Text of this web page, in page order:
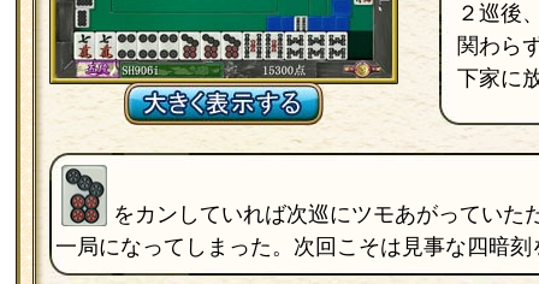
２巡後
関わら
下家に
をカンしていれば次巡にツモあがっていた
一局になってしまった。次回こそは見事な四暗